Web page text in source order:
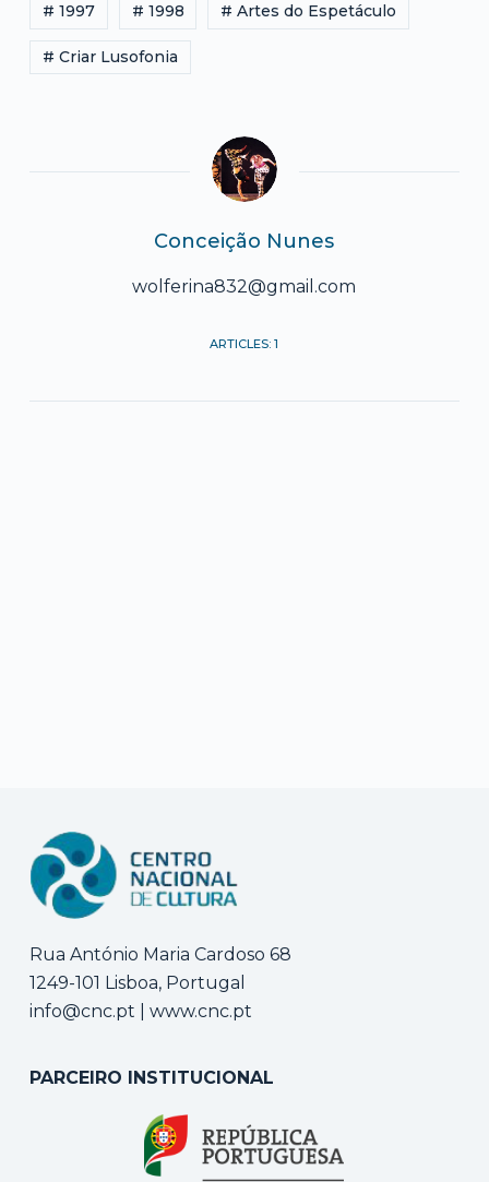
# 1997 # 1998 # Artes do Espetáculo
# Criar Lusofonia
Conceição Nunes
wolferina832@gmail.com
ARTICLES: 1
Rua António Maria Cardoso 68
1249-101 Lisboa, Portugal
info@cnc.pt
www.cnc.pt
PARCEIRO INSTITUCIONAL